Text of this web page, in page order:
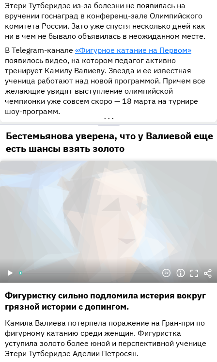
Этери Тутберидзе из-за болезни не появилась на
вручении госнаград в конференц-зале Олимпийского
комитета России. Зато уже спустя несколько дней как
ни в чем не бывало объявилась в неожиданном месте.
В Telegram-канале «Фигурное катание на Первом»
появилось видео, на котором педагог активно
тренирует Камилу Валиеву. Звезда и ее известная
ученица работают над новой программой. Причем все
желающие увидят выступление олимпийской
чемпионки уже совсем скоро — 18 марта на турнире
шоу-программ.
•••
Бестемьянова уверена, что у Валиевой еще
есть шансы взять золото
Фигуристку сильно подломила истерия вокруг
грязной истории с допингом.
Камила Валиева потерпела поражение на Гран-при по
фигурному катанию среди женщин. Фигуристка
уступила золото более юной и перспективной ученице
Этери Тутберидзе Аделии Петросян.